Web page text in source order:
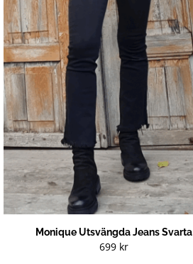
Monique Utsvängda Jeans Svarta
699 kr